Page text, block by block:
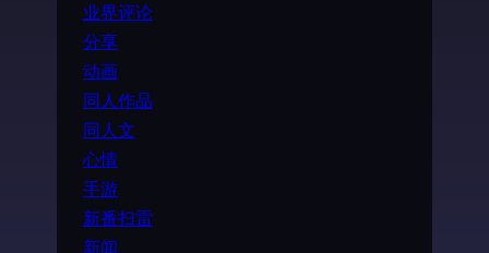
业界评论
分享
动画
同人作品
同人文
心情
手游
新番扫雷
新闻